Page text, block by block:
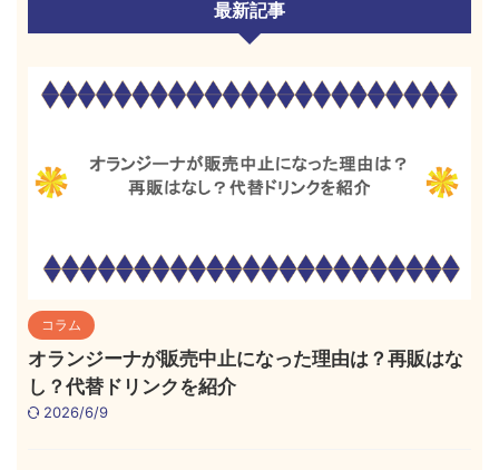
最新記事
コラム
オランジーナが販売中止になった理由は？再販はな
し？代替ドリンクを紹介
2026/6/9